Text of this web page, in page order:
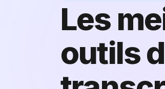
Les
outils